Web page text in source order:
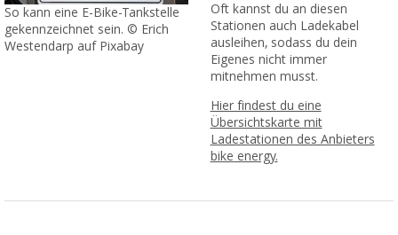
So kann eine E-Bike-Tankstelle
gekennzeichnet sein. © Erich
Westendarp auf Pixabay
Oft kannst du an diesen
Stationen auch Ladekabel
ausleihen, sodass du dein
Eigenes nicht immer
mitnehmen musst.
Hier findest du eine
Übersichtskarte mit
Ladestationen des Anbieters
bike energy.